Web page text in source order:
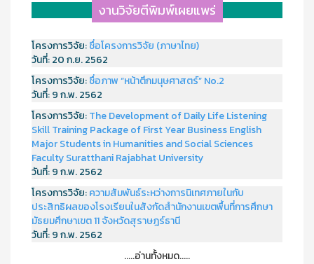
งานวิจัยตีพิมพ์เผยแพร่
โครงการวิจัย:ชื่อโครงการวิจัย (ภาษาไทย)
วันที่:20 ก.ย. 2562
โครงการวิจัย:ชื่อภาพ “หน้าตึกมนุษศาสตร์” No.2
วันที่:9 ก.พ. 2562
โครงการวิจัย:The Development of Daily Life Listening
Skill Training Package of First Year Business English
Major Students in Humanities and Social Sciences
Faculty Suratthani Rajabhat University
วันที่:9 ก.พ. 2562
โครงการวิจัย:ความสัมพันธ์ระหว่างการนิเทศภายในกับ
ประสิทธิผลของโรงเรียนในสังกัดสำนักงานเขตพื้นที่การศึกษา
มัธยมศึกษาเขต 11 จังหวัดสุราษฎร์ธานี
วันที่:9 ก.พ. 2562
.....อ่านทั้งหมด.....